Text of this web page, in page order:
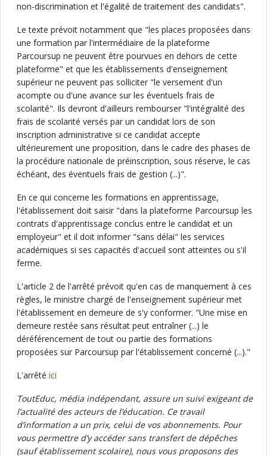
non-discrimination et l'égalité de traitement des candidats".
Le texte prévoit notamment que "les places proposées dans
une formation par l'intermédiaire de la plateforme
Parcoursup ne peuvent être pourvues en dehors de cette
plateforme" et que les établissements d'enseignement
supérieur ne peuvent pas solliciter "le versement d'un
acompte ou d'une avance sur les éventuels frais de
scolarité". Ils devront d'ailleurs rembourser "l'intégralité des
frais de scolarité versés par un candidat lors de son
inscription administrative si ce candidat accepte
ultérieurement une proposition, dans le cadre des phases de
la procédure nationale de préinscription, sous réserve, le cas
échéant, des éventuels frais de gestion (...)".
En ce qui concerne les formations en apprentissage,
l'établissement doit saisir "dans la plateforme Parcoursup les
contrats d'apprentissage conclus entre le candidat et un
employeur" et il doit informer "sans délai" les services
académiques si ses capacités d'accueil sont atteintes ou s'il
ferme.
L'article 2 de l'arrêté prévoit qu'en cas de manquement à ces
règles, le ministre chargé de l'enseignement supérieur met
l'établissement en demeure de s'y conformer. "Une mise en
demeure restée sans résultat peut entraîner (...) le
déréférencement de tout ou partie des formations
proposées sur Parcoursup par l'établissement concerné (...)."
L'arrêté ici
ToutEduc, média indépendant, assure un suivi exigeant de
l’actualité des acteurs de l’éducation. Ce travail
d’information a un prix, celui de vos abonnements. Pour
vous permettre d’y accéder sans transfert de dépêches
(sauf établissement scolaire), nous vous proposons des